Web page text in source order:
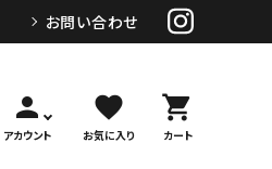
お問い合わせ
person
アカウント
favorite
お気に入り
shopping_cart
カート